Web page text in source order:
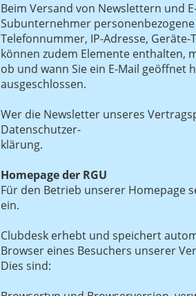
Beim Versand von Newslettern und
Subunternehmer
Telefonnummer, IP-Adresse,
können zudem Elemente enthalten,
ob und wann Sie ein E-Mail geöffnet
ausgeschlossen.
Wer die Newsletter unseres
Datenschutzer-
klärung.
Homepage der RGU
Für den Betrieb unserer Homepage
ein.
Clubdesk erhebt und speichert
Browser eines Besuchers unserer
Dies sind: